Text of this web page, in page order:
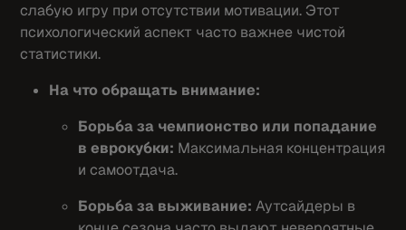
слабую игру при отсутствии мотивации. Этот
психологический аспект часто важнее чистой
статистики.
На что обращать внимание:
Борьба за чемпионство или попадание
в еврокубки: Максимальная концентрация
и самоотдача.
Борьба за выживание: Аутсайдеры в